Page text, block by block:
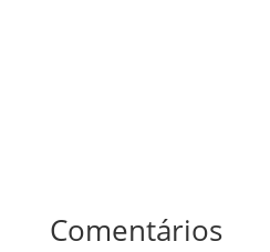
Comentários